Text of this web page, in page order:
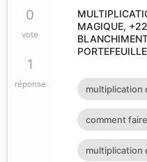
0
vote
1
réponse
MAGIQUE,
multiplication
comment
multiplication